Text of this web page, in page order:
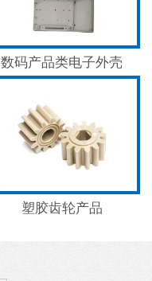
数码产品类电子外壳
塑胶齿轮产品